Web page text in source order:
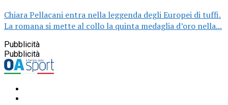
Chiara Pellacani entra nella leggenda degli Europei di tuffi.
La romana si mette al collo la quinta medaglia d’oro nella...
Pubblicità
Pubblicità